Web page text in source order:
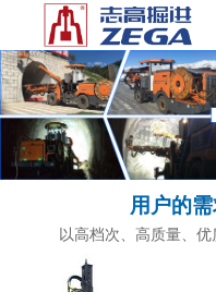
用户的
以高档次、高质量、